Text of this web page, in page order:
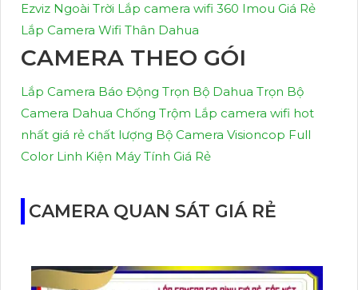
Ezviz Ngoài Trời Lắp camera wifi 360 Imou Giá Rẻ
Lắp Camera Wifi Thân Dahua
CAMERA THEO GÓI
Lắp Camera Báo Động Trọn Bộ Dahua Trọn Bộ
Camera Dahua Chống Trộm Lắp camera wifi hot
nhất giá rẻ chất lượng Bộ Camera Visioncop Full
Color Linh Kiện Máy Tính Giá Rẻ
CAMERA QUAN SÁT GIÁ RẺ